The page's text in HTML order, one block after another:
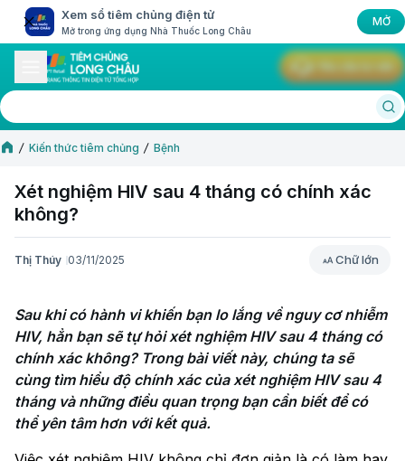
Xem sổ tiêm chủng điện tử
Mở trong ứng dụng Nhà Thuốc Long Châu
MỞ
Kiến thức tiêm chủng Bệnh
Xét nghiệm HIV sau 4 tháng có chính xác
không?
Thị Thúy 03/11/2025 Chữ lớn
Chữ lớn
Sau khi có hành vi khiến bạn lo lắng về nguy cơ nhiễm
HIV, hẳn bạn sẽ tự hỏi xét nghiệm HIV sau 4 tháng có
chính xác không? Trong bài viết này, chúng ta sẽ
cùng tìm hiểu độ chính xác của xét nghiệm HIV sau 4
tháng và những điều quan trọng bạn cần biết để có
thể yên tâm hơn với kết quả.